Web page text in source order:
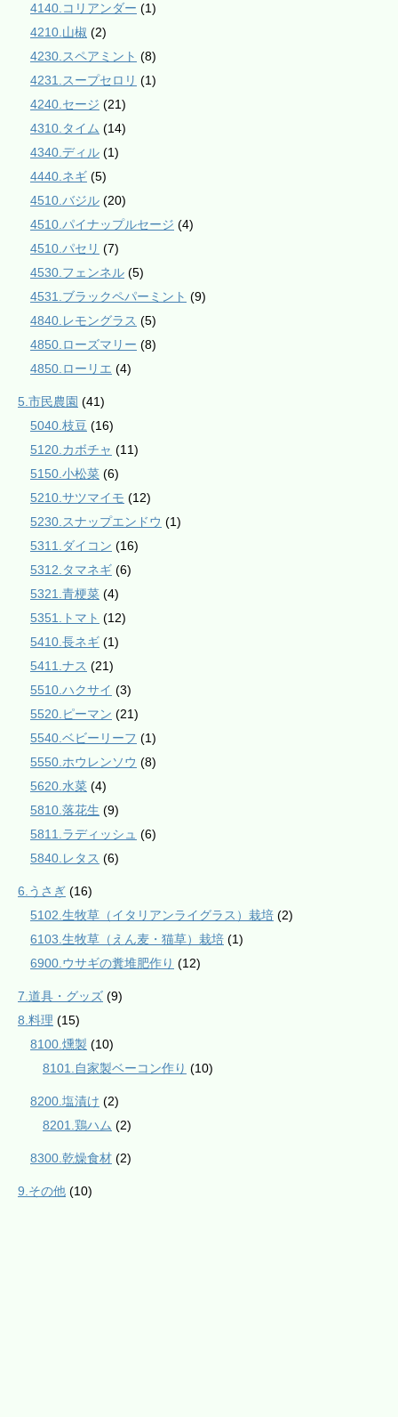
4140.コリアンダー (1)
4210.山椒 (2)
4230.スペアミント (8)
4231.スープセロリ (1)
4240.セージ (21)
4310.タイム (14)
4340.ディル (1)
4440.ネギ (5)
4510.バジル (20)
4510.パイナップルセージ (4)
4510.パセリ (7)
4530.フェンネル (5)
4531.ブラックペパーミント (9)
4840.レモングラス (5)
4850.ローズマリー (8)
4850.ローリエ (4)
5.市民農園 (41)
5040.枝豆 (16)
5120.カボチャ (11)
5150.小松菜 (6)
5210.サツマイモ (12)
5230.スナップエンドウ (1)
5311.ダイコン (16)
5312.タマネギ (6)
5321.青梗菜 (4)
5351.トマト (12)
5410.長ネギ (1)
5411.ナス (21)
5510.ハクサイ (3)
5520.ピーマン (21)
5540.ベビーリーフ (1)
5550.ホウレンソウ (8)
5620.水菜 (4)
5810.落花生 (9)
5811.ラディッシュ (6)
5840.レタス (6)
6.うさぎ (16)
5102.生牧草（イタリアンライグラス）栽培 (2)
6103.生牧草（えん麦・猫草）栽培 (1)
6900.ウサギの糞堆肥作り (12)
7.道具・グッズ (9)
8.料理 (15)
8100.燻製 (10)
8101.自家製ベーコン作り (10)
8200.塩漬け (2)
8201.鶏ハム (2)
8300.乾燥食材 (2)
9.その他 (10)